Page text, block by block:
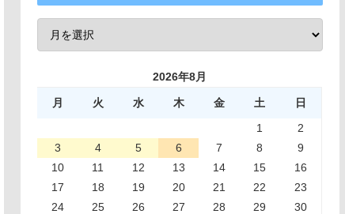
2026年8月
月 火 水 木 金 土
日
1
2
3
4 5 6 7 8
9
10
11 12 13 14 15
16
17
18 19 20 21 22
23
24
25 26 27 28 29
30